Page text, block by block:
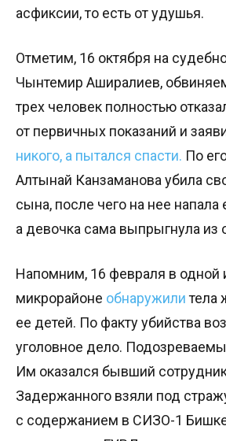
асфиксии, то есть от удушья.
Отметим, 16 октября на
Чынтемир Аширалиев,
трех человек полностью
от первичных показаний и
никого, а пытался спасти. По
Алтынай Канзаманова убила
сына, после чего на нее напала
а девочка сама выпрыгнула из
Напомним, 16 февраля в одной
микрорайоне обнаружилитела
ее детей. По факту убийства
уголовное дело.
Им оказался бывший
Задержанного взяли под
с содержанием в СИЗО-1